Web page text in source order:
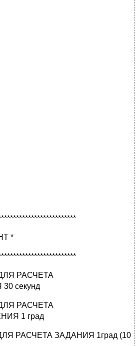
*
РАСЧЕТА
секунд
РАСЧЕТА
1 град
РАСЧЕТА ЗАДАНИЯ 1град (10